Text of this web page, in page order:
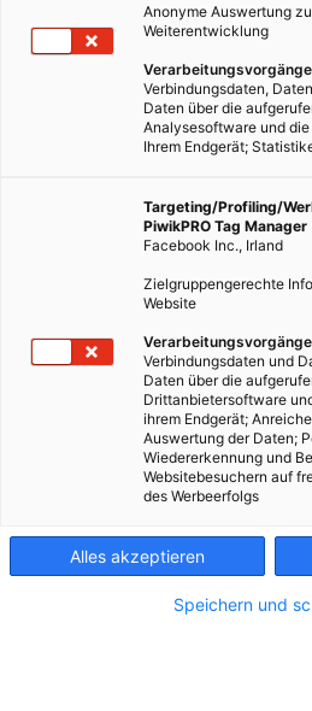
Anonyme Auswertung
Weiterentwicklung
Verbindungsdaten,
Daten über die
Analysesoftware und
Ihrem Endgerät;
Targeting/Profiling/
PiwikPRO Tag Manager
Facebook Inc., Irland
Zielgruppengerechte
Website
Verbindungsdaten und
Daten über die
Drittanbietersoftware
ihrem Endgerät;
Auswertung der Daten;
Wiedererkennung und
Websitebesuchern auf
des Werbeerfolgs
Alles akzeptieren
Speichern und